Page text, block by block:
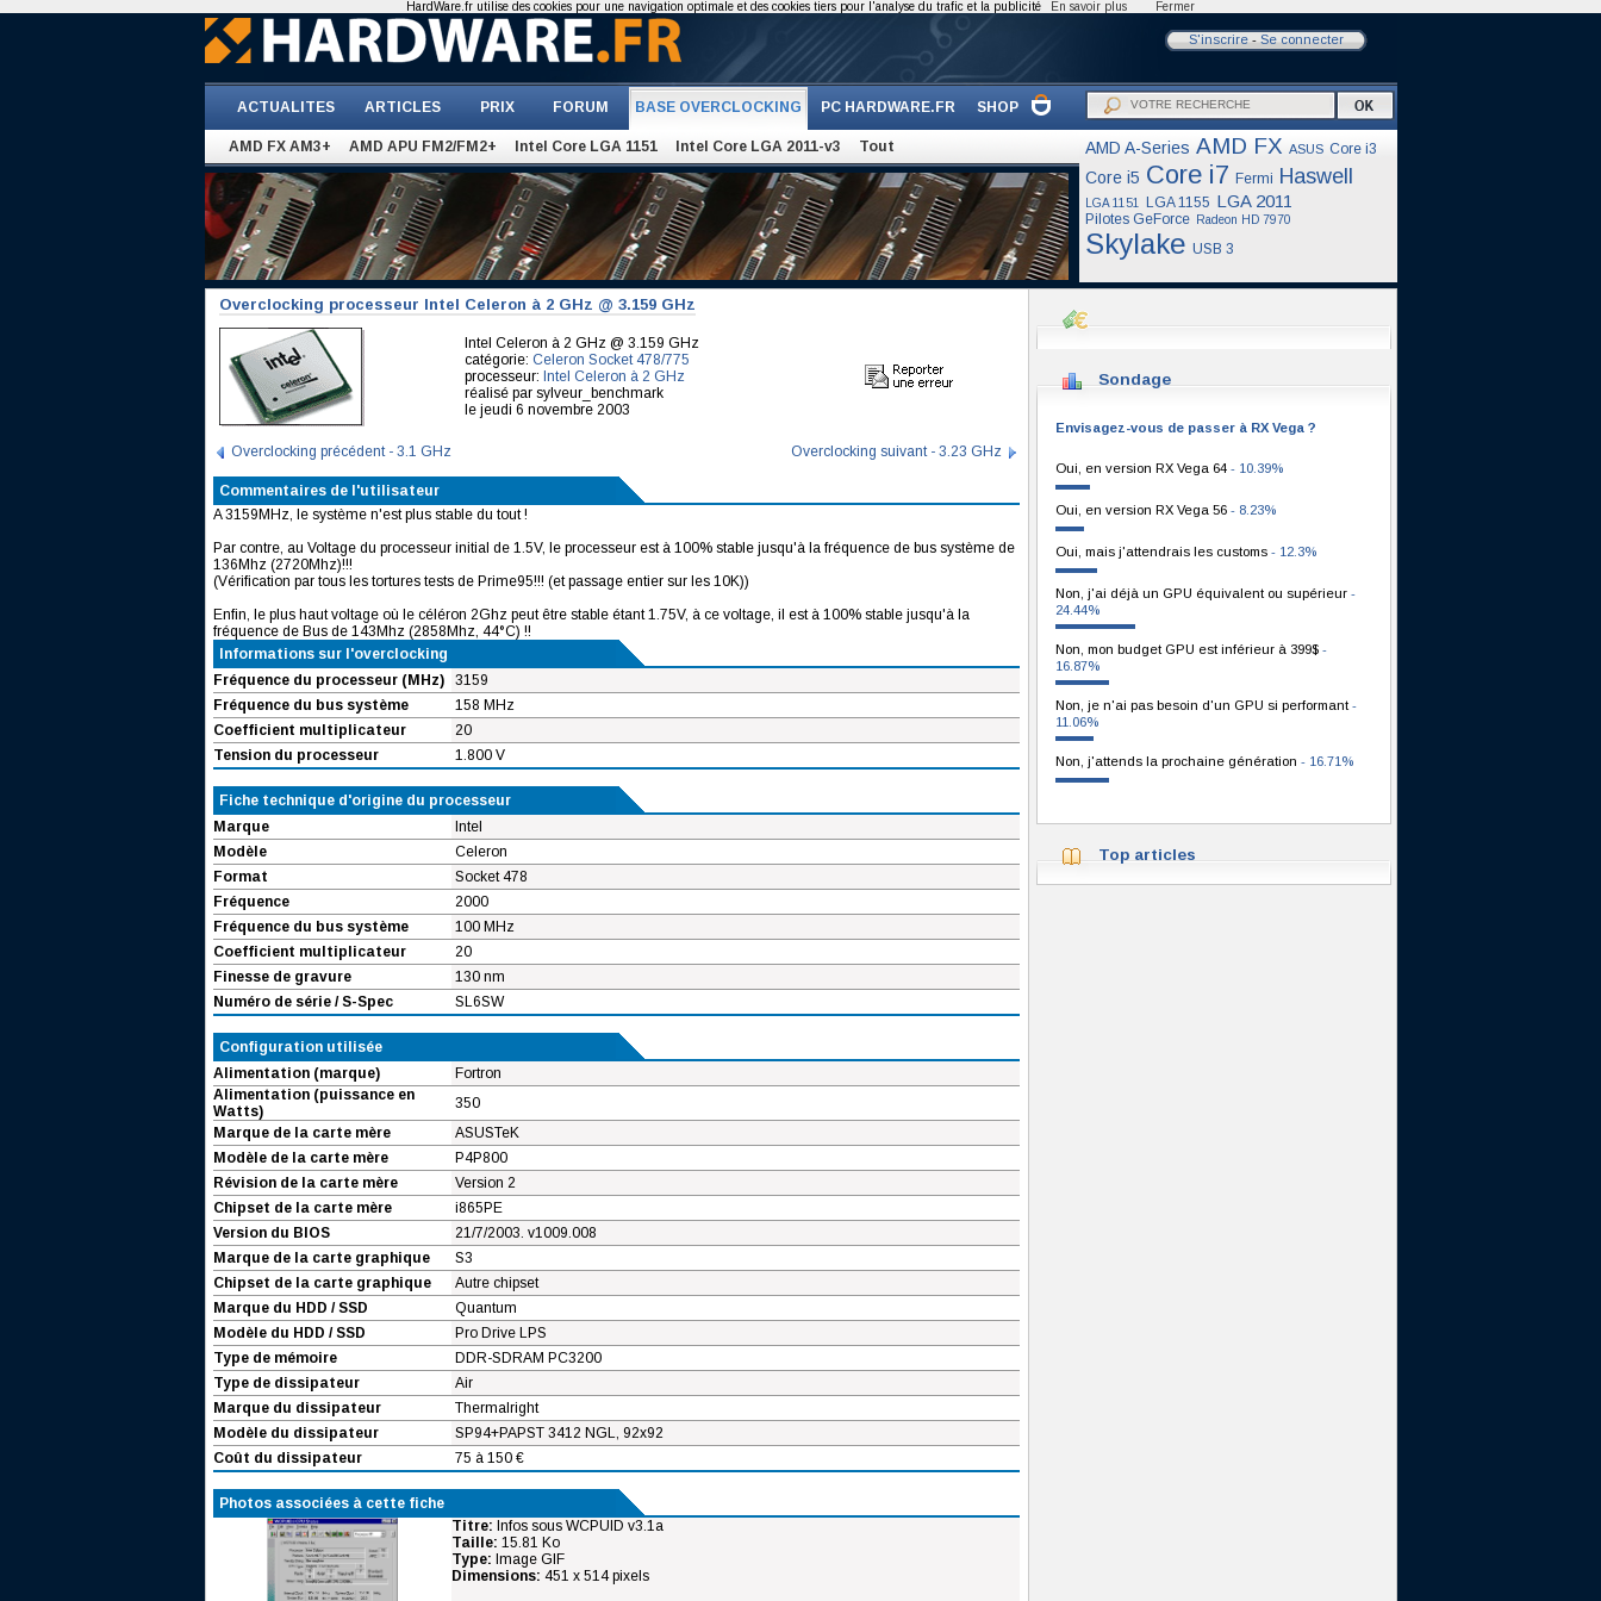
S'inscrire- Se connecter
ACTUALITES ARTICLES PRIX FORUM BASE OVERCLOCKING PC HARDWARE.FR SHOP
AMD FX AM3+ AMD APU FM2/FM2+ Intel Core LGA 1151 Intel Core LGA 2011-v3 Tout AMD A-Series AMD FX ASUS Core i3
Core i5 Core i7 Fermi Haswell
LGA 1151 LGA 1155 LGA 2011
Pilotes GeForce Radeon HD 7970
Skylake USB 3
Overclocking processeur Intel Celeron à 2 GHz @ 3.159 GHz
Intel Celeron à 2 GHz @ 3.159 GHz
catégorie: Celeron Socket 478/775
processeur: Intel Celeron à 2 GHz
réalisé par sylveur_benchmark
le jeudi 6 novembre 2003
Overclocking précédent - 3.1 GHz Overclocking suivant - 3.23 GHz
Commentaires de l'utilisateur
A 3159MHz, le système n'est plus stable du tout !
Par contre, au Voltage du processeur initial de 1.5V, le processeur est à 100% stable jusqu'à la fréquence de bus système de
136Mhz (2720Mhz)!!!
(Vérification par tous les tortures tests de Prime95!!! (et passage entier sur les 10K))
Enfin, le plus haut voltage où le céléron 2Ghz peut être stable étant 1.75V, à ce voltage, il est à 100% stable jusqu'à la
fréquence de Bus de 143Mhz (2858Mhz, 44°C) !!
Informations sur l'overclocking
Fréquence du processeur (MHz)
3159
Fréquence du bus système
158 MHz
Coefficient multiplicateur
20
Tension du processeur
1.800 V
Fiche technique d'origine du processeur
Marque
Intel
Modèle
Celeron
Format
Socket 478
Fréquence
2000
Fréquence du bus système
100 MHz
Coefficient multiplicateur
20
Finesse de gravure
130 nm
Numéro de série / S-Spec
SL6SW
Configuration utilisée
Alimentation (marque)
Fortron
Alimentation (puissance en
Watts)
350
Marque de la carte mère
ASUSTeK
Modèle de la carte mère
P4P800
Révision de la carte mère
Version 2
Chipset de la carte mère
i865PE
Version du BIOS
21/7/2003. v1009.008
Marque de la carte graphique
S3
Chipset de la carte graphique
Autre chipset
Marque du HDD / SSD
Quantum
Modèle du HDD / SSD
Pro Drive LPS
Type de mémoire
DDR-SDRAM PC3200
Type de dissipateur
Air
Marque du dissipateur
Thermalright
Modèle du dissipateur
SP94+PAPST 3412 NGL, 92x92
Coût du dissipateur
75 à 150 €
Photos associées à cette fiche
Titre: Infos sous WCPUID v3.1a
Taille: 15.81 Ko
Type: Image GIF
Dimensions: 451 x 514 pixels
Sondage
Envisagez-vous de passer à RX Vega ?
Oui, en version RX Vega 64 - 10.39%
Oui, en version RX Vega 56 - 8.23%
Oui, mais j'attendrais les customs - 12.3%
Non, j'ai déjà un GPU équivalent ou supérieur -
24.44%
Non, mon budget GPU est inférieur à 399$ -
16.87%
Non, je n'ai pas besoin d'un GPU si performant -
11.06%
Non, j'attends la prochaine génération - 16.71%
Top articles
HardWare.fr utilise des cookies pour une navigation optimale et des cookies tiers pour l'analyse du trafic et la publicité En savoir plus Fermer